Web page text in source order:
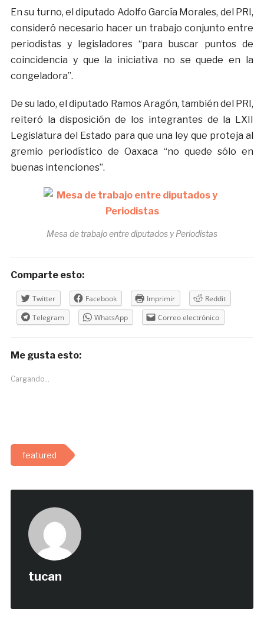
En su turno, el diputado Adolfo García Morales, del PRI,
consideró necesario hacer un trabajo conjunto entre
periodistas y legisladores “para buscar puntos de
coincidencia y que la iniciativa no se quede en la
congeladora”.
De su lado, el diputado Ramos Aragón, también del PRI,
reiteró la disposición de los integrantes de la LXII
Legislatura del Estado para que una ley que proteja al
gremio periodístico de Oaxaca “no quede sólo en
buenas intenciones”.
Mesa de trabajo entre diputados y Periodistas
Comparte esto:
Twitter Facebook Imprimir
Reddit
Telegram
WhatsApp Correo electrónico
Me gusta esto:
Cargando...
featured
tucan